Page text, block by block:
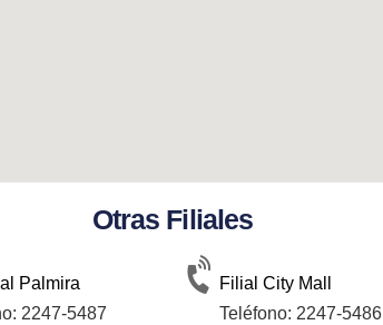
Otras Filiales
Palmira
2247-5487
Filial City Mall
Teléfono: 2247-5486